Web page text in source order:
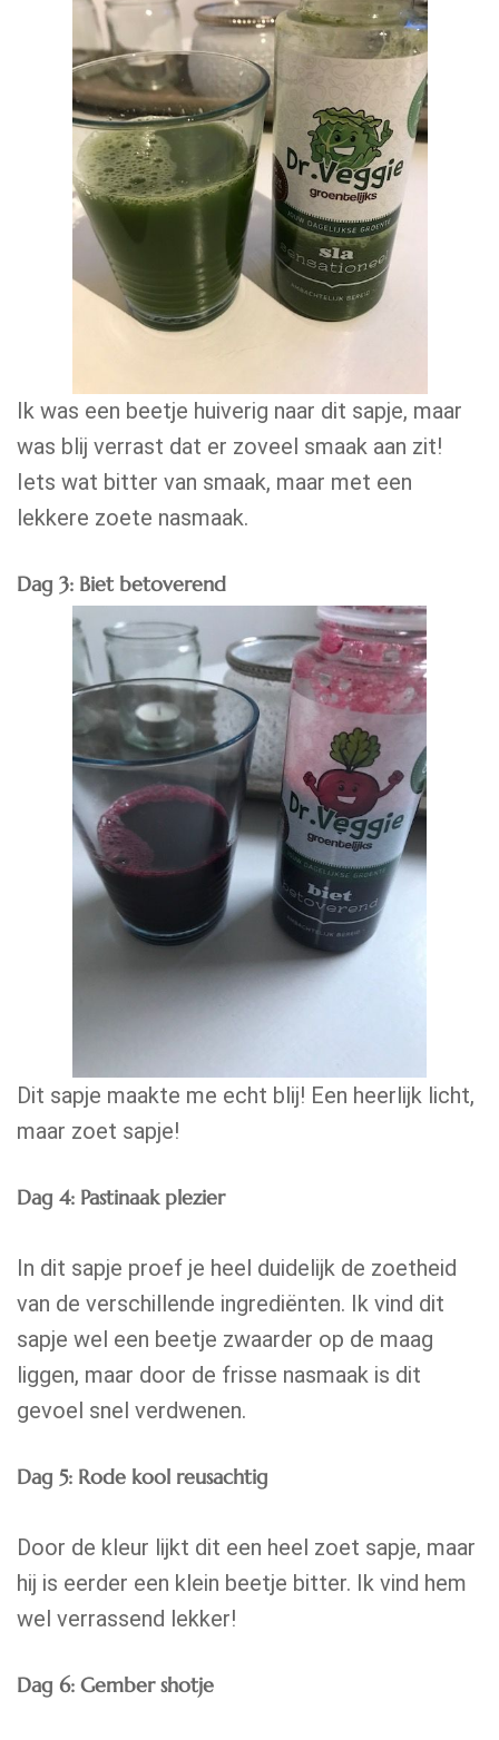
Ik was een beetje huiverig naar dit sapje, maar
was blij verrast dat er zoveel smaak aan zit!
Iets wat bitter van smaak, maar met een
lekkere zoete nasmaak.
Dag 3: Biet betoverend
Dit sapje maakte me echt blij! Een heerlijk licht,
maar zoet sapje!
Dag 4: Pastinaak plezier
In dit sapje proef je heel duidelijk de zoetheid
van de verschillende ingrediënten. Ik vind dit
sapje wel een beetje zwaarder op de maag
liggen, maar door de frisse nasmaak is dit
gevoel snel verdwenen.
Dag 5: Rode kool reusachtig
Door de kleur lijkt dit een heel zoet sapje, maar
hij is eerder een klein beetje bitter. Ik vind hem
wel verrassend lekker!
Dag 6: Gember shotje